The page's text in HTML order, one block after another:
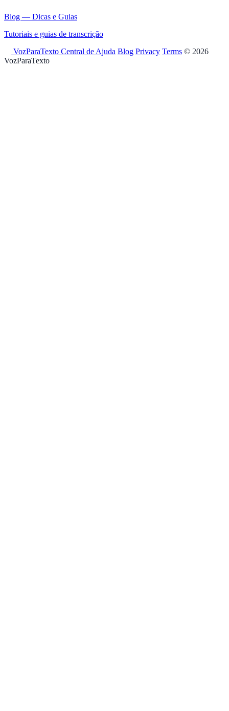
Blog — Dicas e Guias
Tutoriais e guias de transcrição
VozParaTexto Central de Ajuda Blog Privacy Terms © 2026
VozParaTexto